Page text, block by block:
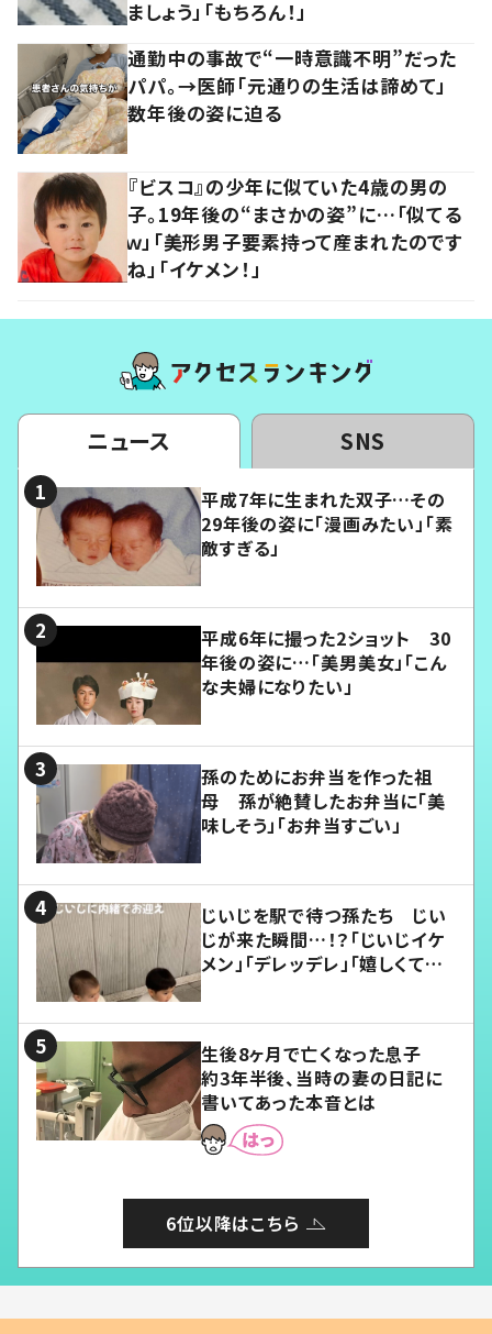
ましょう」「もちろん！」
通勤中の事故で“一時意識不明”だった
パパ。→医師「元通りの生活は諦めて」
数年後の姿に迫る
『ビスコ』の少年に似ていた4歳の男の
子。19年後の“まさかの姿”に…「似てる
ｗ」「美形男子要素持って産まれたのです
ね」「イケメン！」
ニュース SNS
平成7年に生まれた双子…その
29年後の姿に「漫画みたい」「素
敵すぎる」
平成6年に撮った2ショット 30
年後の姿に…「美男美女」「こん
な夫婦になりたい」
孫のためにお弁当を作った祖
母 孫が絶賛したお弁当に「美
味しそう」「お弁当すごい」
じいじを駅で待つ孫たち じい
じが来た瞬間…！？「じいじイケ
メン」「デレッデレ」「嬉しくて可
生後8ヶ月で亡くなった息子
約3年半後、当時の妻の日記に
書いてあった本音とは
6位以降はこちら